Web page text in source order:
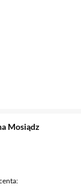
Mosiądz
zł